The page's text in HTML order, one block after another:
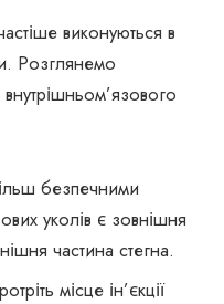
виконуються в
Розглянемо
безпечними
уколів є зовнішня
частина стегна.
місце ін’єкції